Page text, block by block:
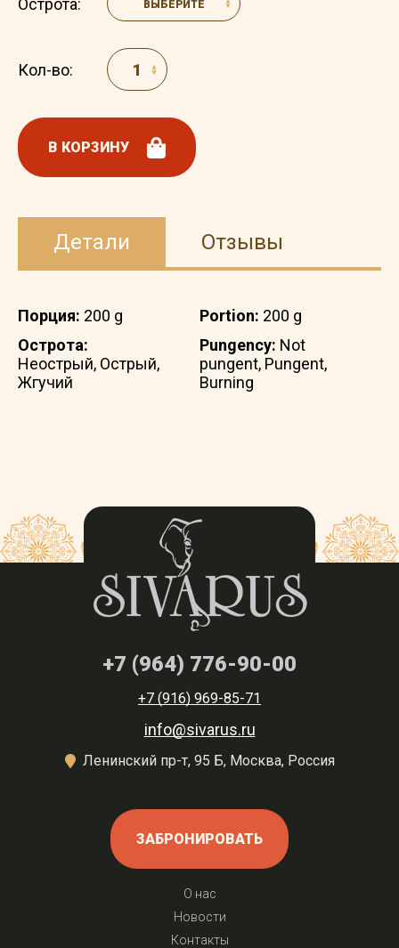
ВЫБЕРИТЕ
Кол-во:
В КОРЗИНУ
Детали Отзывы
Порция: 200 g
Острота:
Неострый, Острый,
Жгучий
Portion: 200 g
Pungency: Not
pungent, Pungent,
Burning
+7 (964) 776-90-00
+7 (916) 969-85-71
info@sivarus.ru
Ленинский пр-т, 95 Б, Москва, Россия
ЗАБРОНИРОВАТЬ
О нас
Новости
Контакты